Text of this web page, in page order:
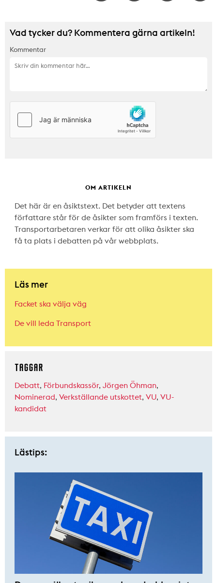
Vad tycker du? Kommentera gärna artikeln!
Kommentar
OM ARTIKELN
Det här är en åsiktstext. Det betyder att textens
författare står för de åsikter som framförs i texten.
Transportarbetaren verkar för att olika åsikter ska
få ta plats i debatten på vår webbplats.
Läs mer
Facket ska välja väg
De vill leda Transport
TAGGAR
Debatt, Förbundskassör, Jörgen Öhman,
Nominerad, Verkställande utskottet, VU, VU-
kandidat
Lästips: